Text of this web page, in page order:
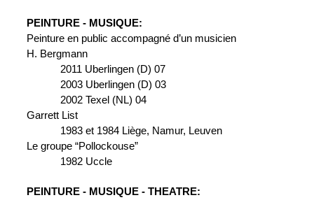
PEINTURE - MUSIQUE:
Peinture en public accompagné d’un musicien
H. Bergmann
2011 Uberlingen (D) 07
2003 Uberlingen (D) 03
2002 Texel (NL) 04
Garrett List
1983 et 1984 Liège, Namur, Leuven
Le groupe “Pollockouse”
1982 Uccle
PEINTURE - MUSIQUE - THEATRE: